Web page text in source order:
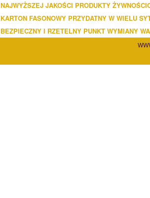
NAJWYŻSZEJ JAKOŚCI PRODUKTY
KARTON FASONOWY PRZYDATNY W WIELU
BEZPIECZNY I RZETELNY PUNKT WYMIANY